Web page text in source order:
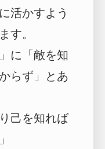
活かすよう
す。
に「敵を知
らず」とあ
己を知れば